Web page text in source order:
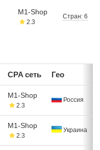
M1-Shop
2.3
Стран: 6
CPA сеть Гео
M1-Shop
2.3
Россия
M1-Shop
2.3
Украина